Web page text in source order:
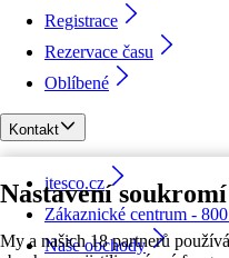
Nastavení
My a našich 18 partnerů
Registrace
Rezervace času
Oblíbené
Kontakt
itesco.cz
Zákaznické centrum -
Naše obchody